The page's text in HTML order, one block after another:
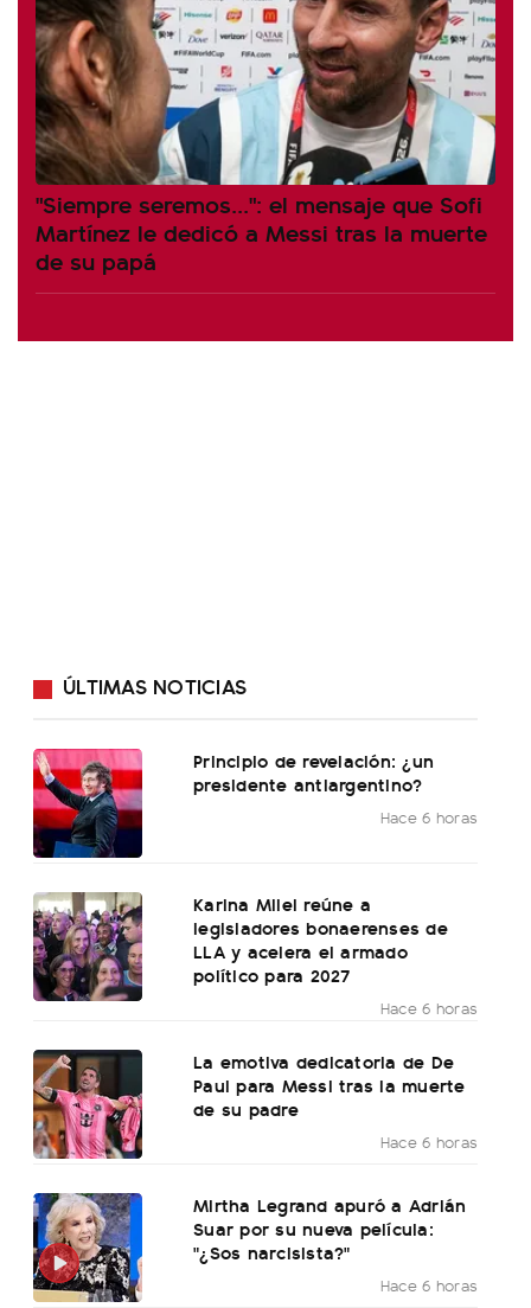
"Siempre seremos...": el mensaje que Sofi
Martínez le dedicó a Messi tras la muerte
de su papá
ÚLTIMAS NOTICIAS
Principio de revelación: ¿un
presidente antiargentino?
Hace 6 horas
Karina Milei reúne a
legisladores bonaerenses de
LLA y acelera el armado
político para 2027
Hace 6 horas
La emotiva dedicatoria de De
Paul para Messi tras la muerte
de su padre
Hace 6 horas
Mirtha Legrand apuró a Adrián
Suar por su nueva película:
"¿Sos narcisista?"
Hace 6 horas